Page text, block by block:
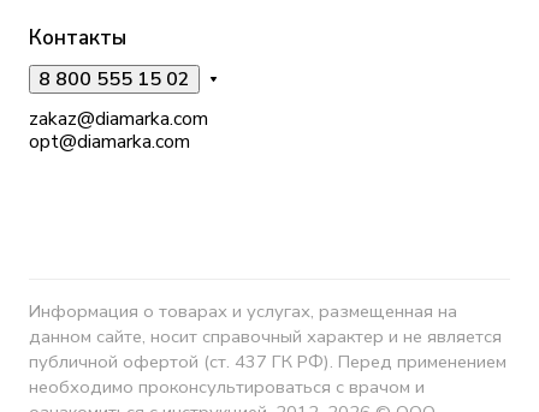
Контакты
8 800 555 15 02
zakaz@diamarka.com
opt@diamarka.com
Информация о товарах и услугах, размещенная на
данном сайте, носит справочный характер и не является
публичной офертой (ст. 437 ГК РФ). Перед применением
необходимо проконсультироваться с врачом и